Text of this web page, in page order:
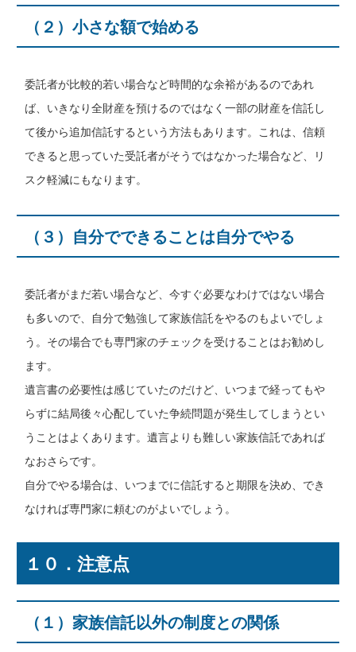
（２）小さな額で始める
委託者が比較的若い場合など時間的な余裕があるのであれ
ば、いきなり全財産を預けるのではなく一部の財産を信託し
て後から追加信託するという方法もあります。これは、信頼
できると思っていた受託者がそうではなかった場合など、リ
スク軽減にもなります。
（３）自分でできることは自分でやる
委託者がまだ若い場合など、今すぐ必要なわけではない場合
も多いので、自分で勉強して家族信託をやるのもよいでしょ
う。その場合でも専門家のチェックを受けることはお勧めし
ます。
遺言書の必要性は感じていたのだけど、いつまで経ってもや
らずに結局後々心配していた争続問題が発生してしまうとい
うことはよくあります。遺言よりも難しい家族信託であれば
なおさらです。
自分でやる場合は、いつまでに信託すると期限を決め、でき
なければ専門家に頼むのがよいでしょう。
１０．注意点
（１）家族信託以外の制度との関係